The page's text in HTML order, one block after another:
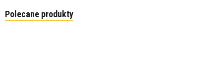
Polecane produkty